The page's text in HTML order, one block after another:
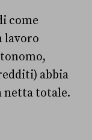
come
lavoro
abbia
netta totale.